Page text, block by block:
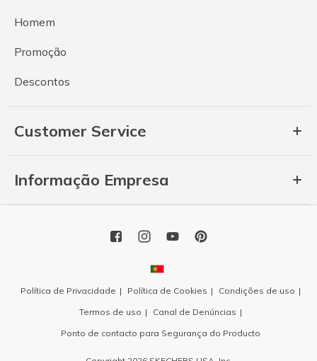
Homem
Promoção
Descontos
Customer Service
Informação Empresa
Política de Privacidade Política de Cookies
Condições de uso
Termos de uso
Canal de Denúncias
Ponto de contacto para Segurança do Producto